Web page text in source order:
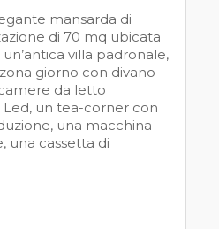
mansarda di
di 70 mq ubicata
villa padronale,
giorno con divano
da letto
Led, un tea-corner con
una macchina
una cassetta di